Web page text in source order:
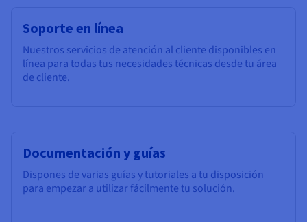
Soporte en línea
Nuestros servicios de atención al cliente disponibles en
línea para todas tus necesidades técnicas desde tu área
de cliente.
Documentación y guías
Dispones de varias guías y tutoriales a tu disposición
para empezar a utilizar fácilmente tu solución.